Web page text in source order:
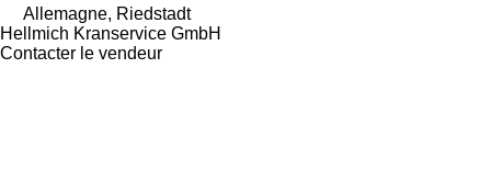
Allemagne, Riedstadt
Hellmich Kranservice GmbH
Contacter le vendeur